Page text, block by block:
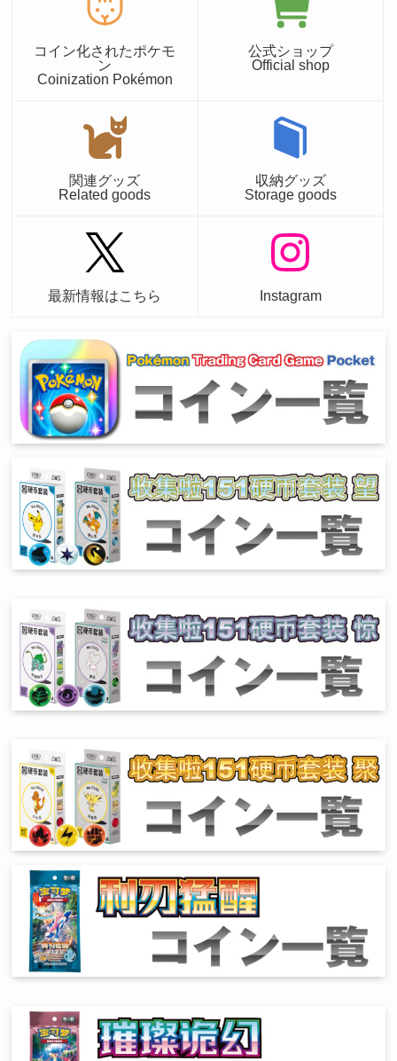
コイン化されたポケモ
ン
Coinization Pokémon
公式ショップ
Official shop
関連グッズ
Related goods
収納グッズ
Storage goods
最新情報はこちら Instagram